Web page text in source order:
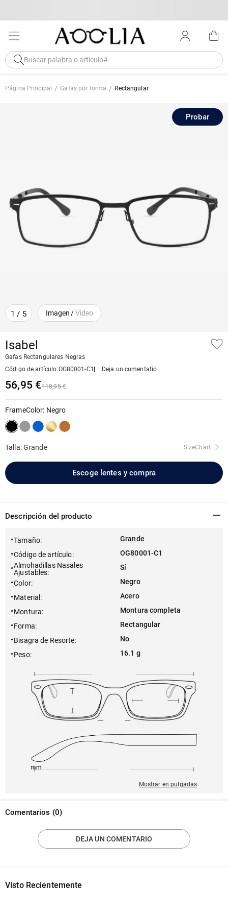
Página Principal Gafas por forma Rectangular
1 / 5 Imagen /Video
Probar
Isabel
Gafas Rectangulares Negras
Código de artículo:OG80001-C1 Deja un comentatio
56,95 €118,95 €
FrameColor: Negro
Talla: Grande SizeChart
Escoge lentes y compra
Descripción del producto
Tamaño:
Grande
Código de artículo:
OG80001-C1
Almohadillas Nasales
Ajustables:
Sí
Color:
Negro
Material :
Acero
Montura:
Montura completa
Forma:
Rectangular
Bisagra de Resorte:
No
Peso: 16.1 g
145mm
Mostrar en pulgadas
Comentarios (0)
DEJA UN COMENTARIO
Visto Recientemente